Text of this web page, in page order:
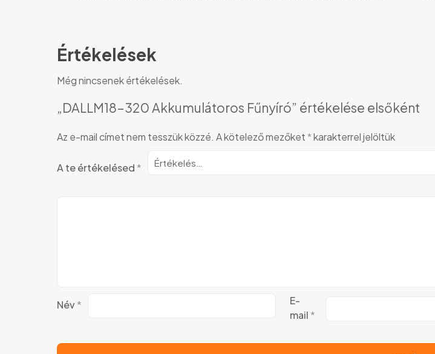
Értékelések
Még nincsenek értékelések.
„DALLM18-320 Akkumulátoros Fűnyíró” értékelése elsőként
Az e-mail címet nem tesszük közzé. A kötelező mezőket*karakterrel jelöltük
A te értékelésed *
Név*
E-
mail *